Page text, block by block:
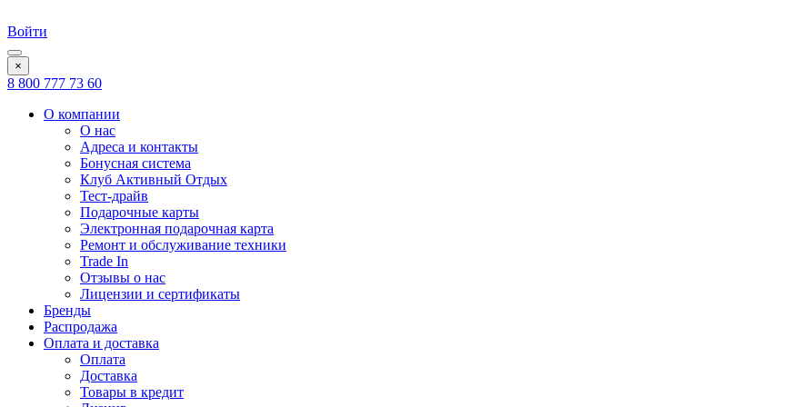
Войти
×
8 800 777 73 60
О компании
О нас
Адреса и контакты
Бонусная система
Клуб Активный Отдых
Тест-драйв
Подарочные карты
Электронная подарочная карта
Ремонт и обслуживание техники
Trade In
Отзывы о нас
Лицензии и сертификаты
Бренды
Распродажа
Оплата и доставка
Оплата
Доставка
Товары в кредит